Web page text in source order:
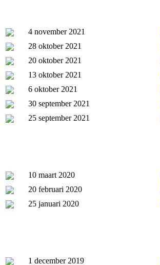
4 november 2021
28 oktober 2021
20 oktober 2021
13 oktober 2021
6 oktober 2021
30 september 2021
25 september 2021
10 maart 2020
20 februari 2020
25 januari 2020
1 december 2019